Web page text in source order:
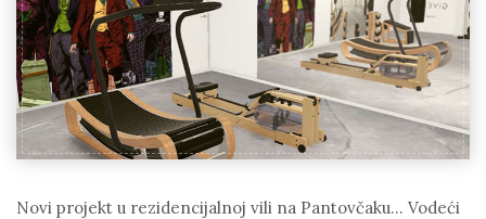
Novi projekt u rezidencijalnoj vili na Pantovčaku… Vodeći